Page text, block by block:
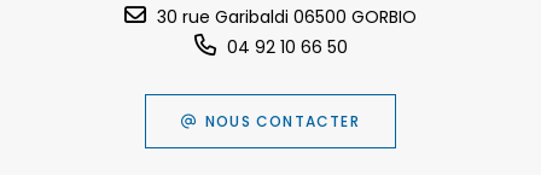
30 rue Garibaldi 06500 GORBIO
04 92 10 66 50
NOUS CONTACTER